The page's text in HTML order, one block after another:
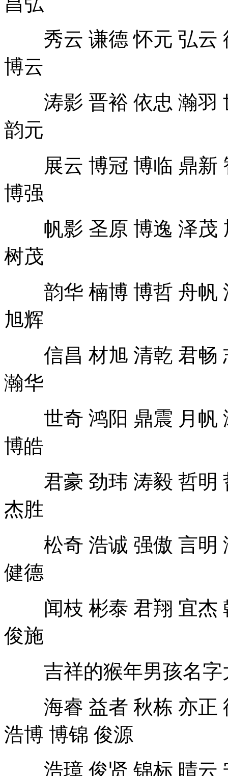
秀云 谦德 怀元 弘云
博云
涛影 晋裕 依忠 瀚羽
韵元
展云 博冠 博临 鼎新
博强
帆影 圣原 博逸 泽茂
树茂
韵华 楠博 博哲 舟帆
旭辉
信昌 材旭 清乾 君畅
瀚华
世奇 鸿阳 鼎震 月帆
博皓
君豪 劲玮 涛毅 哲明
杰胜
松奇 浩诚 强傲 言明
健德
闻枝 彬泰 君翔 宜杰
俊施
吉祥的猴年男孩名字
海睿 益者 秋栋 亦正
浩博 博锦 俊源
浩璋 俊贤 锦标 晴云